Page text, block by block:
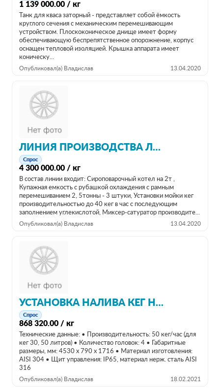
1 139 000.00 / кг
Танк для кваса заторный - представляет собой ёмкость
круглого сечения с механическим перемешивающим
устройством. Плоскоконическое днище имеет форму
обеспечивающую беспрепятственное опорожнение, корпус
оснащен тепловой изоляцией. Крышка аппарата имеет
коническу...
Опубликовал(а) Владислав 13.04.2020
ЛИНИЯ ПРОИЗВОДСТВА ЛИМОНАДА 7000Л/Ч
Спрос
4 300 000.00 / кг
В состав линии входит: Сироповарочный котел на 2т ,
Купажная емкость с рубашкой охлаждения с рамным
перемешиванием 2, 5тонны - 3 штуки, Установки мойки кег
производительностью до 40 кег в час с последующим
заполнением углекислотой, Миксер-сатуратор производите...
Опубликовал(а) Владислав 13.04.2020
УСТАНОВКА НАЛИВА КЕГ НА 50 КЕГ/Ч
Спрос
868 320.00 / кг
Технические данные: • Производительность: 50 кег/час (для
кег 30, 50 литров) • Количество головок: 4 • Габаритные
размеры, мм: 4530 x 790 x 1716 • Материал изготовления:
AISI 304 • Щит управления: IP65, материал нерж. сталь AISI
316
Опубликовал(а) Владислав 18.02.2021